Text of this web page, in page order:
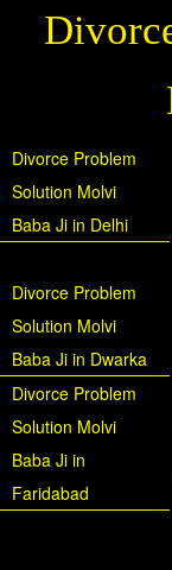
Divorce Problem
Solution Molvi
Baba Ji in Delhi
Divorce Problem
Solution Molvi
Baba Ji in Dwarka
Divorce Problem
Solution Molvi
Baba Ji in
Faridabad